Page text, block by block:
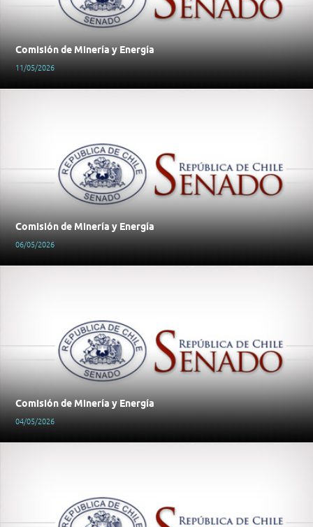
Comisión de Minería y Energía
11/05/2026
Comisión de Minería y Energía
06/05/2026
Comisión de Minería y Energía
04/05/2026